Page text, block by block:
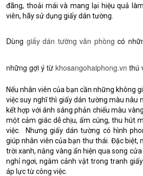
đãng, thoải mái và mang lại hiệu quả
viên, hãy sử dụng giấy dán tường.
Dùng giấy dán tường văn phòng có
những gợi ý từ khosangohaiphong.vn thú
Nếu nhân viên của bạn cần những không
việc suy nghĩ thì giấy dán tường màu nâu
kết hợp với ánh sáng phản chiếu màu
một cảm giác dễ chịu, ấm cúng, thu hút
việc. Nhưng giấy dán tường có hình
giúp nhân viên của bạn thư thái. Đặc biệt,
trời xanh, nắng vàng ẩn hiện qua song
nghỉ ngơi, ngắm cảnh vật trong tranh
áp lực từ công việc.